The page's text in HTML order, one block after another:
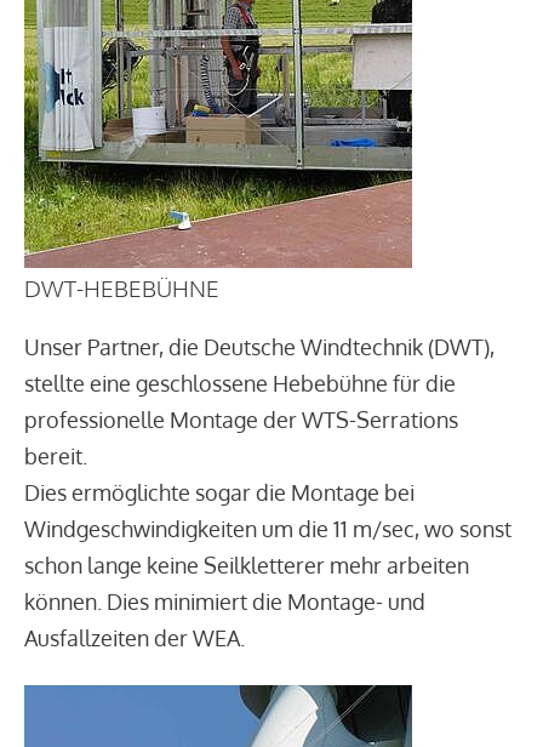
DWT-HEBEBÜHNE
Unser Partner, die Deutsche Windtechnik (DWT),
stellte eine geschlossene Hebebühne für die
professionelle Montage der WTS-Serrations
bereit.
Dies ermöglichte sogar die Montage bei
Windgeschwindigkeiten um die 11 m/sec, wo sonst
schon lange keine Seilkletterer mehr arbeiten
können. Dies minimiert die Montage- und
Ausfallzeiten der WEA.